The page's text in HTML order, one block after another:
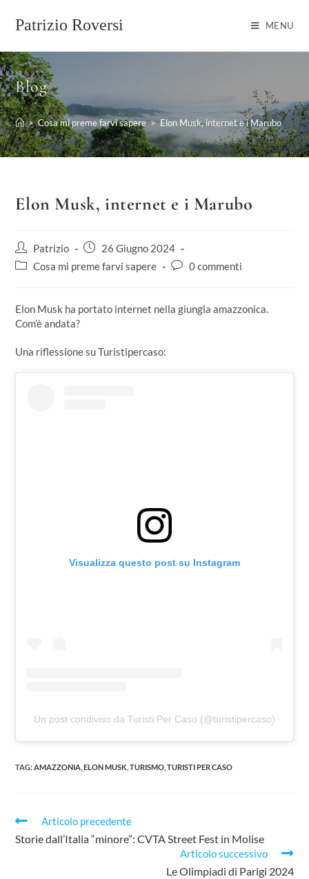
contenuto
Patrizio Roversi MENU
Blog
> Cosa mi preme farvi sapere > Elon Musk, internet e i Marubo
Elon Musk, internet e i Marubo
Autore
dell'articolo:
Patrizio
Articolo
pubblicato:
26 Giugno 2024
Categoria
Cosa mi preme farvi sapere
Commenti
0 commenti
Elon Musk ha portato internet nella giungla amazzonica.
Com’è andata?
Una riflessione su Turistipercaso:
Visualizza questo post su Instagram
Un post condiviso da Turisti Per Caso (@turistipercaso)
TAG:AMAZZONIA ELON MUSK TURISMO TURISTI PER CASO
Leggi
altri
articoli
Articolo precedente
Storie dall’Italia “minore”: CVTA Street Fest in Molise
Articolo successivo
Le Olimpiadi di Parigi 2024